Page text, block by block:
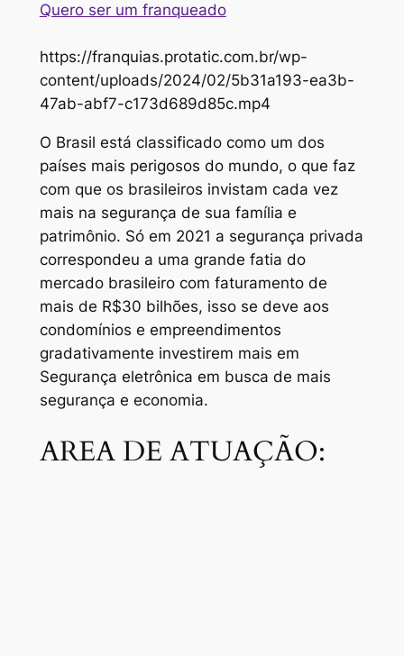
Quero ser um franqueado
https://franquias.protatic.com.br/wp-
content/uploads/2024/02/5b31a193-ea3b-
47ab-abf7-c173d689d85c.mp4
O Brasil está classificado como um dos
países mais perigosos do mundo, o que faz
com que os brasileiros invistam cada vez
mais na segurança de sua família e
patrimônio. Só em 2021 a segurança privada
correspondeu a uma grande fatia do
mercado brasileiro com faturamento de
mais de R$30 bilhões, isso se deve aos
condomínios e empreendimentos
gradativamente investirem mais em
Segurança eletrônica em busca de mais
segurança e economia.
AREA DE ATUAÇÃO: